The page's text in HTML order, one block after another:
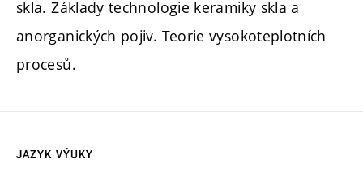
skla. Základy technologie keramiky skla a
anorganických pojiv. Teorie vysokoteplotních
procesů.
JAZYK VÝUKY